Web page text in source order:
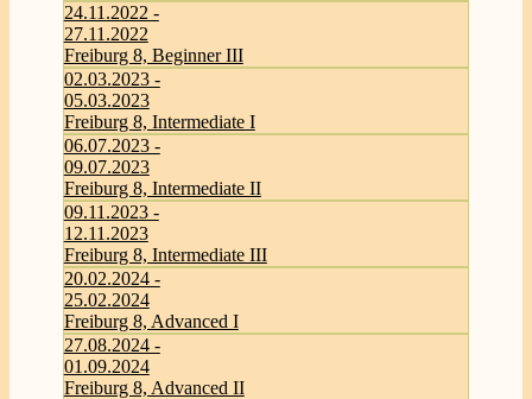
24.11.2022 -
27.11.2022
Freiburg 8, Beginner III
02.03.2023 -
05.03.2023
Freiburg 8, Intermediate I
06.07.2023 -
09.07.2023
Freiburg 8, Intermediate II
09.11.2023 -
12.11.2023
Freiburg 8, Intermediate III
20.02.2024 -
25.02.2024
Freiburg 8, Advanced I
27.08.2024 -
01.09.2024
Freiburg 8, Advanced II